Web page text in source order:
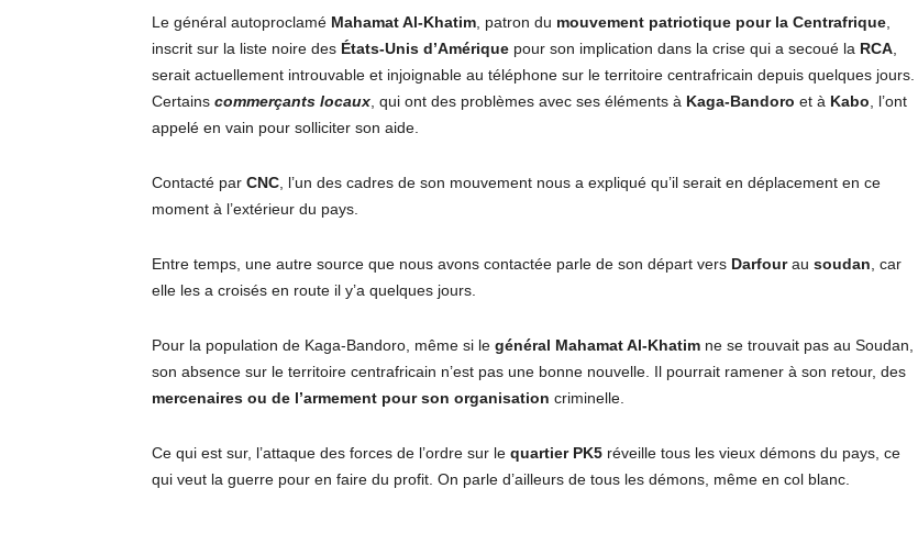
Le général autoproclamé Mahamat Al-Khatim , patron du mouvement patriotique pour la Centrafrique
inscrit sur la liste noire des États-Unis d’Amérique pour son implication dans la crise qui a secoué la RCA
serait actuellement introuvable et injoignable au téléphone sur le territoire centrafricain depuis quelques jours.
Certains commerçants locaux , qui ont des problèmes avec ses éléments à Kaga-Bandoro et à Kabo , l’ont
appelé en vain pour solliciter son aide.
Contacté par CNC , l’un des cadres de son mouvement nous a expliqué qu’il serait en déplacement en ce
moment à l’extérieur du pays.
Entre temps, une autre source que nous avons contactée parle de son départ vers Darfourau soudan , car
elle les a croisés en route il y’a quelques jours.
Pour la population de Kaga-Bandoro, même si le général Mahamat Al-Khatim ne se trouvait pas au Soudan,
son absence sur le territoire centrafricain n’est pas une bonne nouvelle. Il pourrait ramener à son retour, des
mercenaires ou de l’armement pour son organisation criminelle.
Ce qui est sur, l’attaque des forces de l’ordre sur le quartier PK5 réveille tous les vieux démons du pays, ce
qui veut la guerre pour en faire du profit. On parle d’ailleurs de tous les démons, même en col blanc.